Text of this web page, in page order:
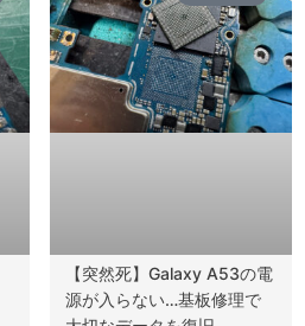
【突然死】Galaxy A53の電
源が入らない…基板修理で